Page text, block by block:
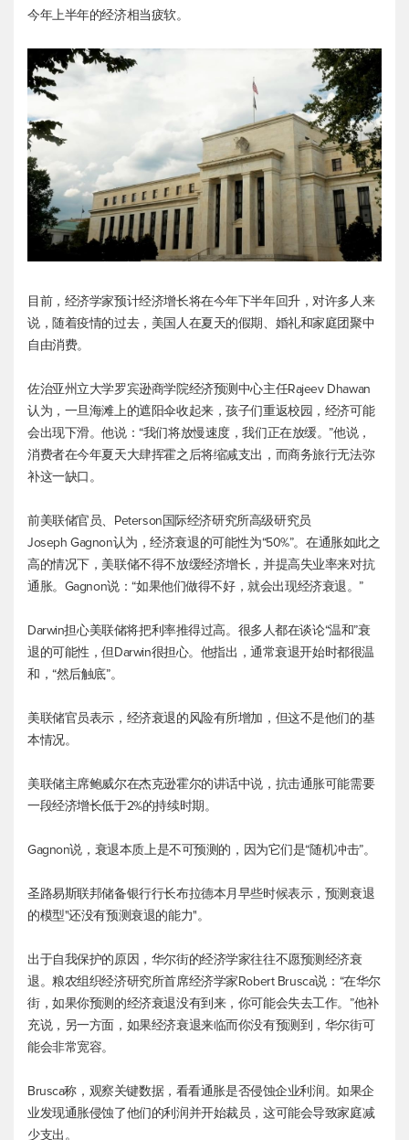
今年上半年的经济相当疲软。
目前，经济学家预计经济增长将在今年下半年回升，对许多人来
说，随着疫情的过去，美国人在夏天的假期、婚礼和家庭团聚中
自由消费。
佐治亚州立大学罗宾逊商学院经济预测中心主任Rajeev Dhawan
认为，一旦海滩上的遮阳伞收起来，孩子们重返校园，经济可能
会出现下滑。他说：“我们将放慢速度，我们正在放缓。”他说，
消费者在今年夏天大肆挥霍之后将缩减支出，而商务旅行无法弥
补这一缺口。
前美联储官员、Peterson国际经济研究所高级研究员
Joseph Gagnon认为，经济衰退的可能性为“50%”。在通胀如此之
高的情况下，美联储不得不放缓经济增长，并提高失业率来对抗
通胀。Gagnon说：“如果他们做得不好，就会出现经济衰退。”
Darwin担心美联储将把利率推得过高。很多人都在谈论“温和”衰
退的可能性，但Darwin很担心。他指出，通常衰退开始时都很温
和，“然后触底”。
美联储官员表示，经济衰退的风险有所增加，但这不是他们的基
本情况。
美联储主席鲍威尔在杰克逊霍尔的讲话中说，抗击通胀可能需要
一段经济增长低于2%的持续时期。
Gagnon说，衰退本质上是不可预测的，因为它们是“随机冲击”。
圣路易斯联邦储备银行行长布拉德本月早些时候表示，预测衰退
的模型"还没有预测衰退的能力"。
出于自我保护的原因，华尔街的经济学家往往不愿预测经济衰
退。粮农组织经济研究所首席经济学家Robert Brusca说：“在华尔
街，如果你预测的经济衰退没有到来，你可能会失去工作。”他补
充说，另一方面，如果经济衰退来临而你没有预测到，华尔街可
能会非常宽容。
Brusca称，观察关键数据，看看通胀是否侵蚀企业利润。如果企
业发现通胀侵蚀了他们的利润并开始裁员，这可能会导致家庭减
少支出。